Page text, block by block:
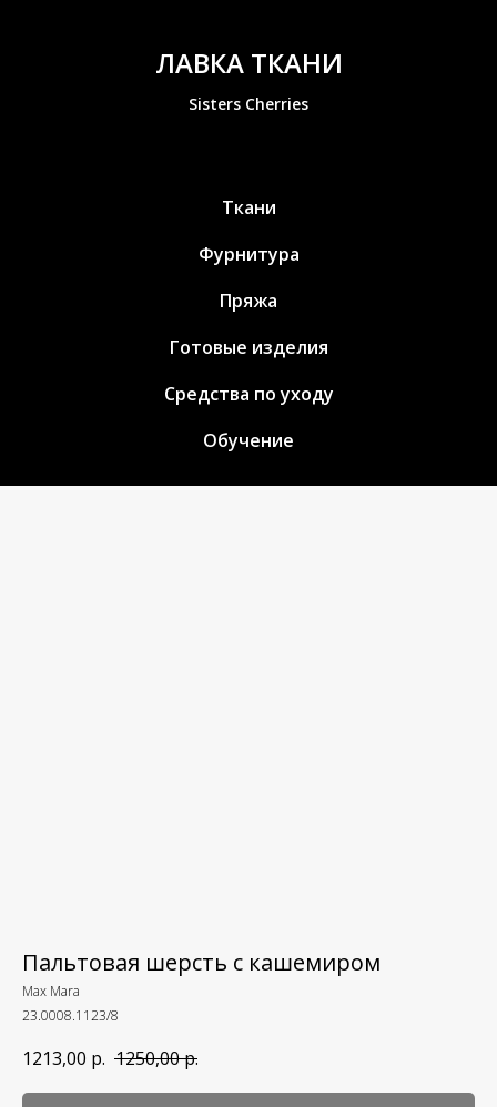
ЛАВКА ТКАНИ
Sisters Cherries
Ткани
Фурнитура
Пряжа
Готовые изделия
Средства по уходу
Обучение
Пальтовая шерсть с кашемиром
Max Mara
23.0008.1123/8
1213,00 р. 1250,00р.